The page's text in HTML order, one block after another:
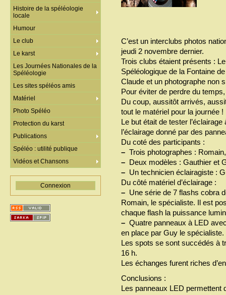
C’est un interclubs photos
jeudi 2 novembre dernier.
Trois clubs étaient présents :
Spéléologique de la Fontaine
Claude et un photographe non
Pour éviter de perdre du
Du coup, aussitôt arrivés,
tout le matériel pour la journée !
Le but était de tester
l’éclairage donné par des
Du coté des participants :
– Trois photographes :
– Deux modèles : Gauthier et
– Un technicien éclairagiste :
Du côté matériel d’éclairage :
– Une série de 7 flashs cobra
Romain, le spécialiste. Il est
chaque flash la puissance
– Quatre panneaux à LED
en place par Guy le spécialiste.
Les spots se sont succédés à
16 h.
Les échanges furent riches
Conclusions :
Les panneaux LED permettent
Histoire de la spéléologie
locale
Humour
Le club
Le karst
Les Journées Nationales de la
Spéléologie
Les sites spéléos amis
Matériel
Photo Spéléo
Protection du karst
Publications
Spéléo : utilité publique
Vidéos et Chansons
Connexion